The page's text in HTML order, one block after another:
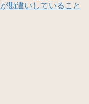
勘違いしていること